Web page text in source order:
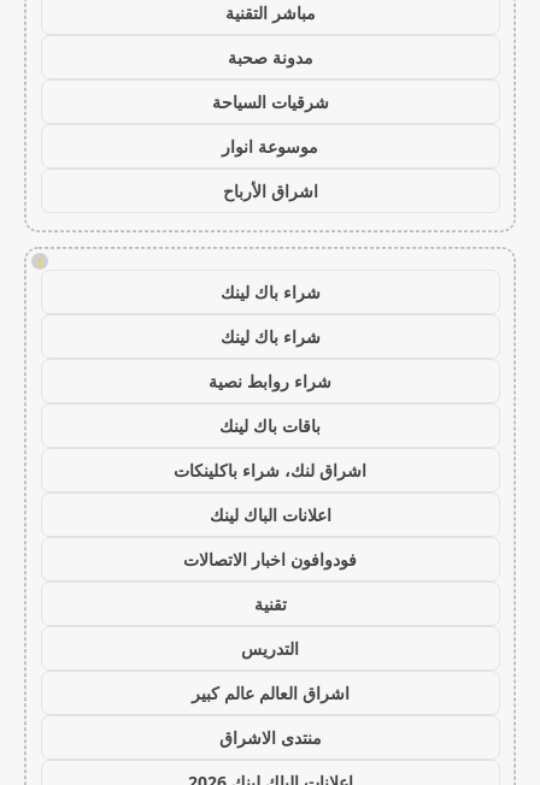
مباشر التقنية
مدونة صحبة
شرقيات السياحة
موسوعة انوار
اشراق الأرباح
!
شراء باك لينك
شراء باك لينك
شراء روابط نصية
باقات باك لينك
اشراق لنك، شراء باكلينكات
اعلانات الباك لينك
فودوافون اخبار الاتصالات
تقنية
التدريس
اشراق العالم عالم كبير
منتدى الاشراق